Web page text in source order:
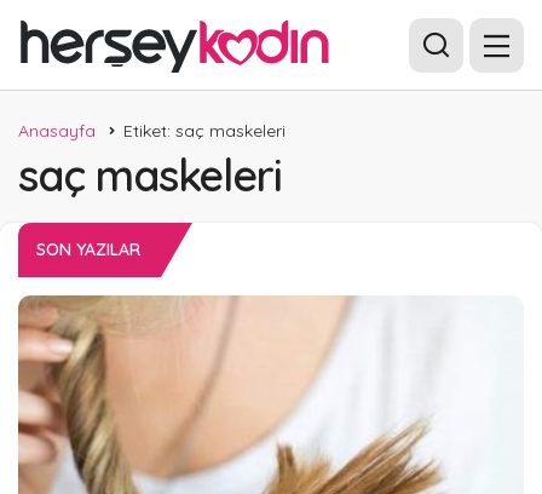
Anasayfa Etiket: saç maskeleri
saç maskeleri
SON YAZILAR